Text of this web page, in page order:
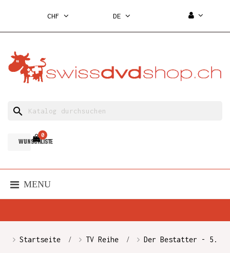
CHF DE
search
WUNSCHLISTE
0
MENU
Startseite TV Reihe Der Bestatter - 5.